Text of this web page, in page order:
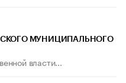
МУНИЦИПАЛЬНОГО
власти...